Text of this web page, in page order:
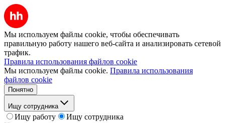
Мы используем файлы cookie, чтобы обеспечивать
правильную работу нашего веб-сайта и анализировать сетевой
трафик.
Правила использования файлов cookie
Мы используем файлы cookie. Правила использования
файлов cookie
Понятно
Ищу сотрудника
Ищу работу
Ищу сотрудника